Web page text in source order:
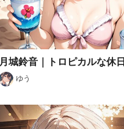
月城鈴音｜トロピカルな休日
ゆう